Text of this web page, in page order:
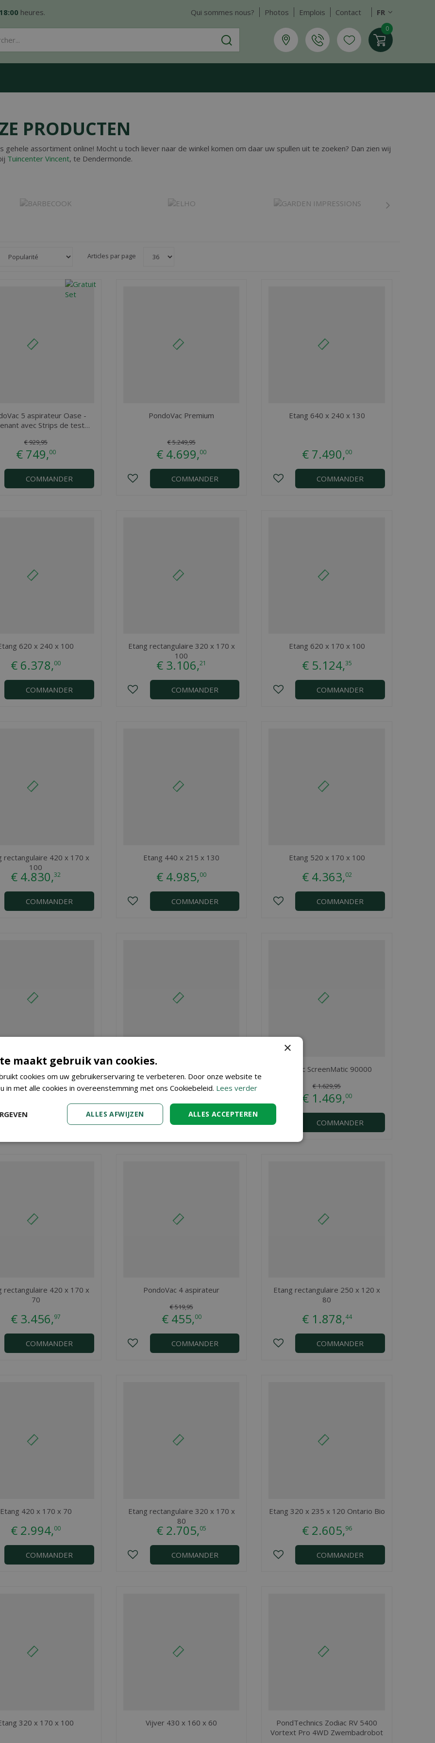
18:00 heures. Qui sommes nous? Photos Emplois Contact FR
PRODUCTEN
gehele assortiment online! Mocht u toch liever naar de winkel komen om daar uw spullen uit te zoeken? Dan zien wij
Tuincenter Vincent, te Dendermonde.
Articles par page
5 aspirateur Oase -
avec Strips de test…
€929,95
€ 749,00
COMMANDER
PondoVac Premium
€5.249,95
€ 4.699,00
COMMANDER
Etang 640 x 240 x 130
€ 7.490,00
COMMANDER
620 x 240 x 100
€ 6.378,00
COMMANDER
Etang rectangulaire 320 x 170 x
100
€ 3.106,21
COMMANDER
Etang 620 x 170 x 100
€ 5.124,35
COMMANDER
rectangulaire 420 x 170 x
100
€ 4.830,32
COMMANDER
Etang 440 x 215 x 130
€ 4.985,00
COMMANDER
Etang 520 x 170 x 100
€ 4.363,02
COMMANDER
Etang 400 x 200 x 70
COMMANDER COMMANDER
BioTec ScreenMatic 90000
€1.629,95
€ 1.469,00
COMMANDER
rectangulaire 420 x 170 x
70
€ 3.456,97
COMMANDER
PondoVac 4 aspirateur
€519,95
€ 455,00
COMMANDER
Etang rectangulaire 250 x 120 x
80
€ 1.878,44
COMMANDER
Etang 420 x 170 x 70
€ 2.994,00
COMMANDER
Etang rectangulaire 320 x 170 x
80
€ 2.705,05
COMMANDER
Etang 320 x 235 x 120 Ontario Bio
€ 2.605,96
COMMANDER
320 x 170 x 100 Vijver 430 x 160 x 60
PondTechnics Zodiac RV 5400
Vortext Pro 4WD Zwembadrobot
×
maakt gebruik van cookies.
cookies om uw gebruikerservaring te verbeteren. Door onze website te
in met alle cookies in overeenstemming met ons Cookiebeleid. Lees verder
ALLES ACCEPTEREN
ALLES AFWIJZEN